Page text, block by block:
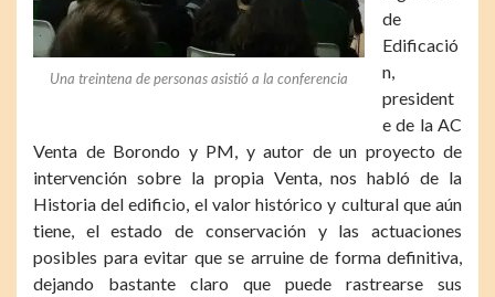
Una treintena de personas asistió a la conferencia
de
Edificació
n,
president
e de la AC
Venta de Borondo y PM, y autor de un proyecto de
intervención sobre la propia Venta, nos habló de la
Historia del edificio, el valor histórico y cultural que aún
tiene, el estado de conservación y las actuaciones
posibles para evitar que se arruine de forma definitiva,
dejando bastante claro que puede rastrearse sus